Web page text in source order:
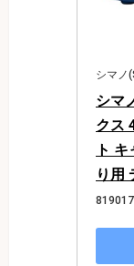
シマノ
シマ
クス
ト
り用
819017